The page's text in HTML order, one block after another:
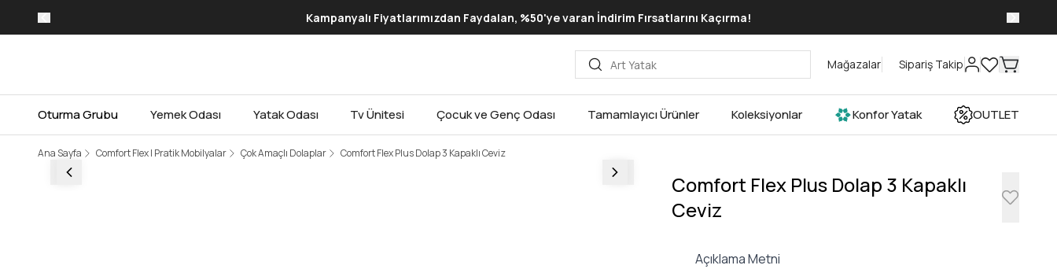
Kampanyalı Fiyatlarımızdan Faydalan, %50'ye varan İndirim Fırsatlarını Kaçırma!
Mağazalar Sipariş Takip
Oturma Grubu Yemek Odası Yatak Odası Tv Ünitesi Çocuk ve Genç Odası Tamamlayıcı Ürünler Koleksiyonlar Konfor Yatak OUTLET
Ana Sayfa Comfort Flex I Pratik Mobilyalar Çok Amaçlı Dolaplar Comfort Flex Plus Dolap 3 Kapaklı Ceviz
Comfort Flex Plus Dolap 3 Kapaklı
Ceviz
Açıklama Metni